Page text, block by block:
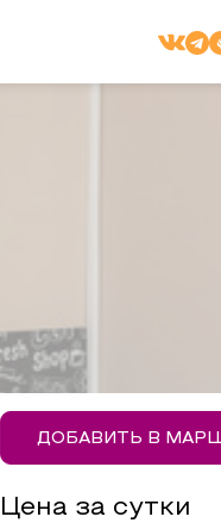
ДОБАВИТЬ В
Цена за сутки